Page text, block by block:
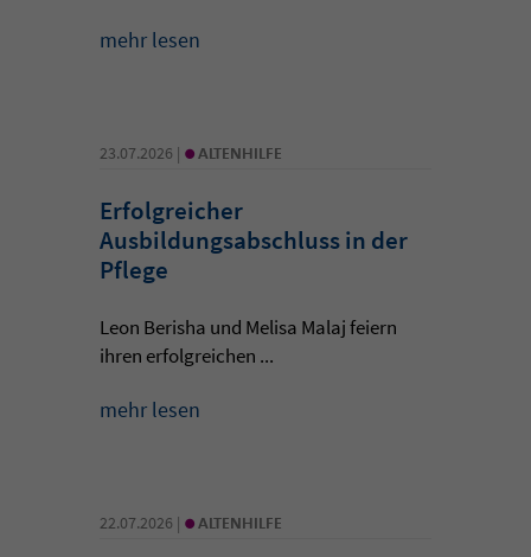
mehr lesen
23.07.2026 | • ALTENHILFE
Erfolgreicher
Ausbildungsabschluss in der
Pflege
Leon Berisha und Melisa Malaj feiern
ihren erfolgreichen ...
mehr lesen
22.07.2026 | • ALTENHILFE